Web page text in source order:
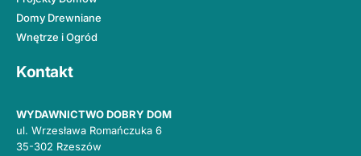
Domy Drewniane
Wnętrze i Ogród
Kontakt
WYDAWNICTWO DOBRY DOM
ul. Wrzesława Romańczuka 6
35-302 Rzeszów